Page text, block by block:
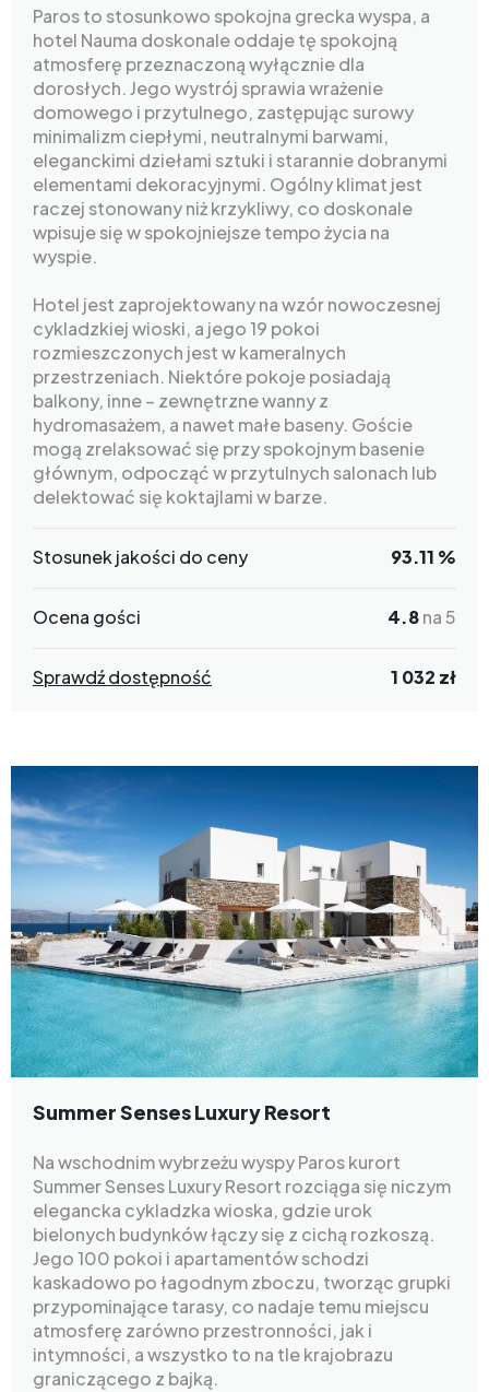
Paros to stosunkowo spokojna grecka wyspa, a
hotel Nauma doskonale oddaje tę spokojną
atmosferę przeznaczoną wyłącznie dla
dorosłych. Jego wystrój sprawia wrażenie
domowego i przytulnego, zastępując surowy
minimalizm ciepłymi, neutralnymi barwami,
eleganckimi dziełami sztuki i starannie dobranymi
elementami dekoracyjnymi. Ogólny klimat jest
raczej stonowany niż krzykliwy, co doskonale
wpisuje się w spokojniejsze tempo życia na
wyspie.
Hotel jest zaprojektowany na wzór nowoczesnej
cykladzkiej wioski, a jego 19 pokoi
rozmieszczonych jest w kameralnych
przestrzeniach. Niektóre pokoje posiadają
balkony, inne – zewnętrzne wanny z
hydromasażem, a nawet małe baseny. Goście
mogą zrelaksować się przy spokojnym basenie
głównym, odpocząć w przytulnych salonach lub
delektować się koktajlami w barze.
Stosunek jakości do ceny 93.11 %
Ocena gości 4.8na 5
Sprawdź dostępność 1 032 zł
Summer Senses Luxury Resort
Na wschodnim wybrzeżu wyspy Paros kurort
Summer Senses Luxury Resort rozciąga się niczym
elegancka cykladzka wioska, gdzie urok
bielonych budynków łączy się z cichą rozkoszą.
Jego 100 pokoi i apartamentów schodzi
kaskadowo po łagodnym zboczu, tworząc grupki
przypominające tarasy, co nadaje temu miejscu
atmosferę zarówno przestronności, jak i
intymności, a wszystko to na tle krajobrazu
graniczącego z bajką.